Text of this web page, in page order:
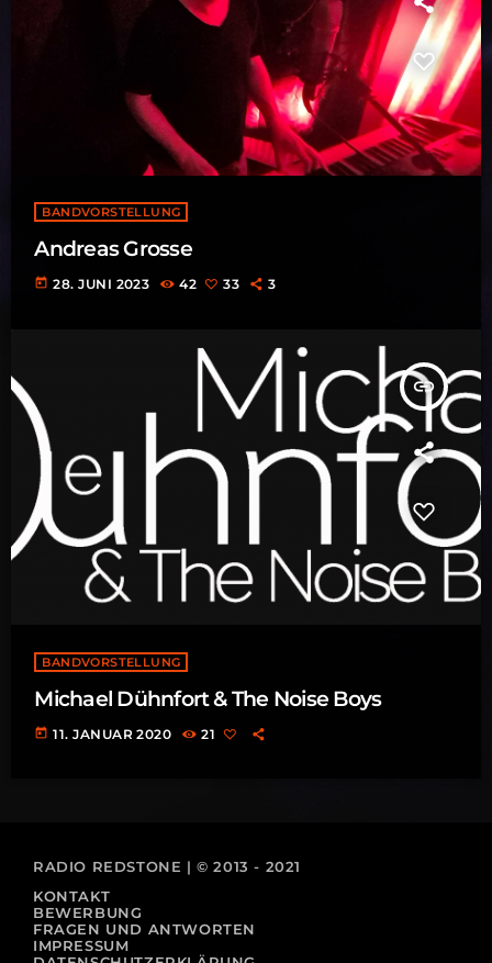
BANDVORSTELLUNG
Andreas Grosse
today 28. JUNI 2023 42 33 3
insert_link
BANDVORSTELLUNG
Michael Dühnfort & The Noise Boys
today 11. JANUAR 2020 21
RADIO REDSTONE | © 2013 - 2021
KONTAKT
BEWERBUNG
FRAGEN UND ANTWORTEN
IMPRESSUM